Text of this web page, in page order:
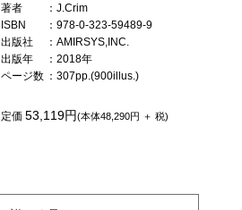
著者
：J.Crim
ISBN
：978-0-323-59489-9
出版社
：AMIRSYS,INC.
出版年
：2018年
ページ数 ：307pp.(900illus.)
定価53,119円(本体48,290円 ＋ 税)